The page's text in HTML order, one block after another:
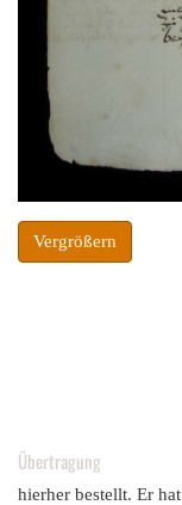
Vergrößern
Übertragung
hierher bestellt. Er